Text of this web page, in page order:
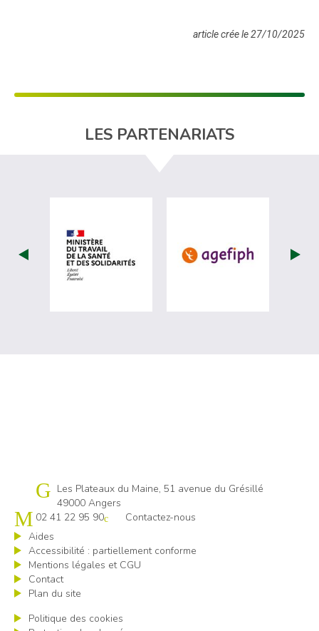
article crée le 27/10/2025
LES PARTENARIATS
visiter les site de Ministère du travail
visiter les
Cap emploi 49
Les Plateaux du Maine, 51 avenue du Grésillé
49000 Angers
02 41 22 95 90
Contactez-nous
Aides
Accessibilité : partiellement conforme
Mentions légales et CGU
Contact
Plan du site
Politique des cookies